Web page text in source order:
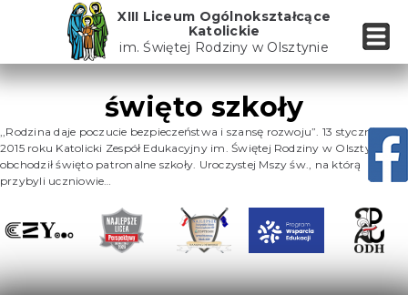
XIII Liceum Ogólnokształcące
Katolickie
im. Świętej Rodziny w Olsztynie
święto szkoły
,,Rodzina daje poczucie bezpieczeństwa i szansę rozwoju”. 13 stycznia
2015 roku Katolicki Zespół Edukacyjny im. Świętej Rodziny w Olsztynie
obchodził święto patronalne szkoły. Uroczystej Mszy św., na którą
przybyli uczniowie…